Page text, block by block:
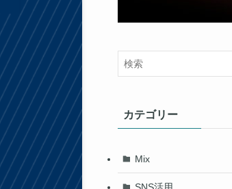
カテゴリー
Mix
SNS活用